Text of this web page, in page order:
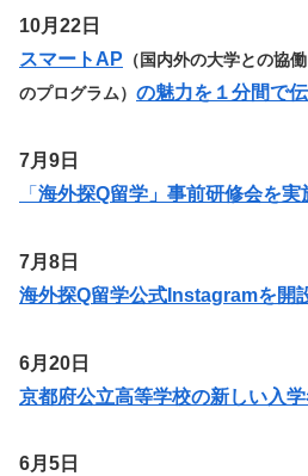
10月22日
スマートAP （国内外の大学との協
のプログラム） の魅力を１分間で伝
7月9日
「 海外探Q留学」事前研修会を実
7月8日
海外探Q留学公式Instagramを開
6月20日
京都府公立高等学校の新しい入
6月5日